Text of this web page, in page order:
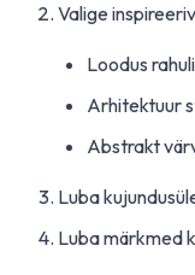
Valige
Loodus
Arhitektuur
Abstrakt
Luba
Luba märkmed